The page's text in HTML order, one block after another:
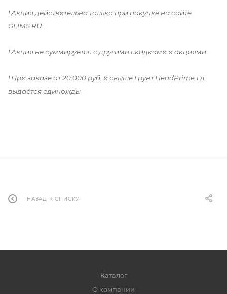
! Акция действительна только при покупке на сайте
GLIMS.RU
! Акция не суммируется с другими скидками и акциями.
! При заказе от 20.000 руб. и свыше Грунт HeadPrime 1 л
выдаётся единожды.
НАЗАД К СПИСКУ
Каталог
О компании